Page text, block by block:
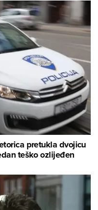
pretukla dvojicu
teško ozlijeđen